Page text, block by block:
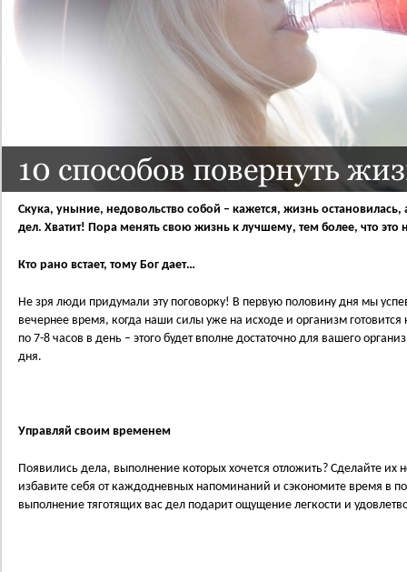
10 способов повернуть
Скука, уныние, недовольство собой – кажется, жизнь
дел. Хватит! Пора менять свою жизнь к лучшему, тем более, что это
Кто рано встает, тому Бог дает…
Не зря люди придумали эту поговорку! В первую половину дня мы
вечернее время, когда наши силы уже на исходе и организм готовится
по 7-8 часов в день – этого будет вполне достаточно для вашего
дня.
Управляй своим временем
Появились дела, выполнение которых хочется отложить? Сделайте
избавите себя от каждодневных напоминаний и сэкономите время в
выполнение тяготящих вас дел подарит ощущение легкости и